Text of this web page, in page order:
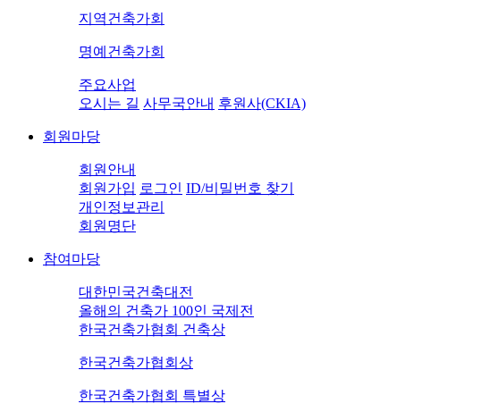
지역건축가회
명예건축가회
주요사업
오시는 길 사무국안내 후원사(CKIA)
회원마당
회원안내
회원가입 로그인 ID/비밀번호 찾기
개인정보관리
회원명단
참여마당
대한민국건축대전
올해의 건축가 100인 국제전
한국건축가협회 건축상
한국건축가협회상
한국건축가협회 특별상